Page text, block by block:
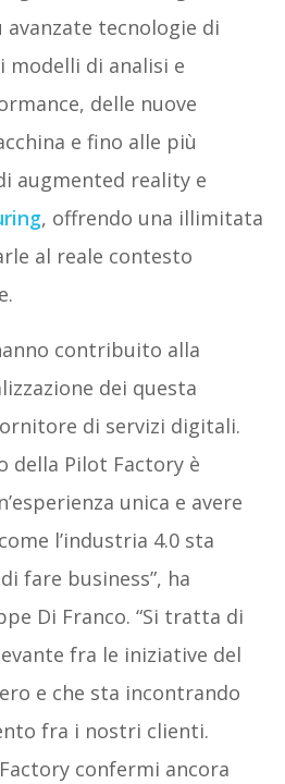
avanzate tecnologie di
modelli di analisi e
delle nuove
e fino alle più
augmented reality e
, offrendo una illimitata
al reale contesto
contribuito alla
dei questa
di servizi digitali.
della Pilot Factory è
unica e avere
l’industria 4.0 sta
fare business”, ha
Di Franco. “Si tratta di
fra le iniziative del
e che sta incontrando
fra i nostri clienti.
confermi ancora